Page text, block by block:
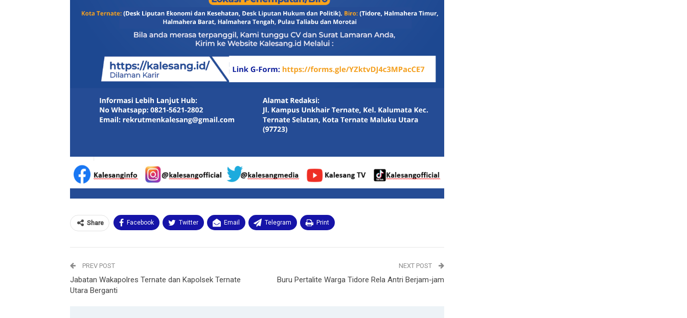
Share Facebook Twitter Email Telegram Print
PREV POST
Jabatan Wakapolres Ternate dan Kapolsek Ternate
Utara Berganti
NEXT POST
Buru Pertalite Warga Tidore Rela Antri Berjam-jam